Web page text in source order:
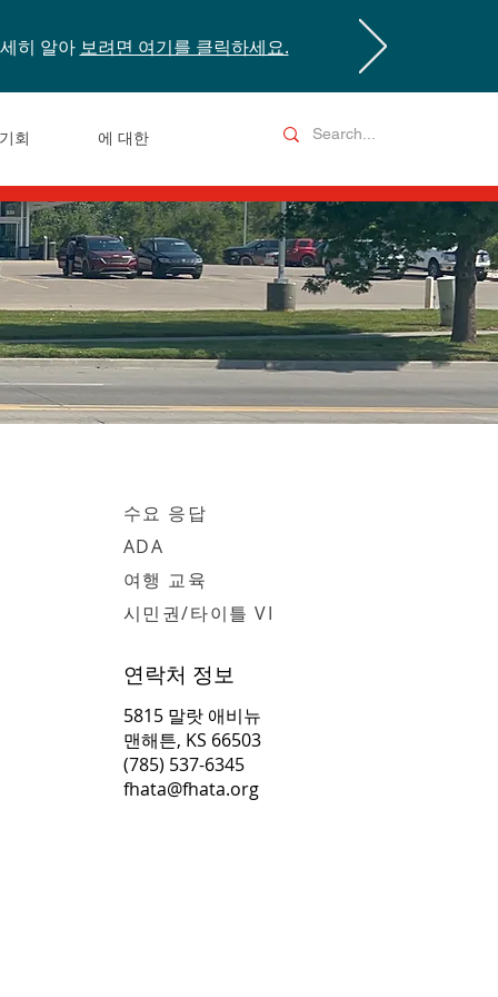
히 알아 보려면 여기를 클릭하세요.
기회 에 대한
수요 응답
ADA
여행 교육
시민권/타이틀 VI
연락처 정보
5815 말랏 애비뉴
맨해튼, KS 66503
(785) 537-6345
fhata@fhata.org